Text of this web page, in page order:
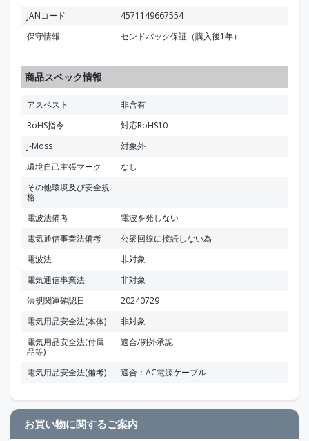
JANコード
4571149667554
保守情報
センドバック保証（購入後1年）
商品スペック情報
アスベスト
非含有
RoHS指令
対応RoHS10
J-Moss
対象外
環境自己主張マーク
なし
その他環境及び安全規
格
電波法備考
電波を発しない
電気通信事業法備考
公衆回線に接続しない為
電波法
非対象
電気通信事業法
非対象
法規関連確認日
20240729
電気用品安全法(本体)
非対象
電気用品安全法(付属
品等)
適合/例外承認
電気用品安全法(備考) 適合：AC電源ケーブル
お買い物に関するご案内